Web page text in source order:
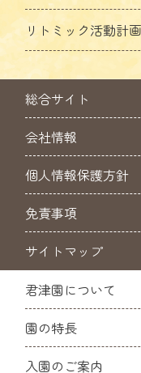
リトミック活動計
総合サイト
会社情報
個人情報保護方針
免責事項
サイトマップ
君津園について
園の特長
入園のご案内